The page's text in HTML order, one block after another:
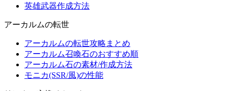
英雄武器作成方法
アーカルムの転世
アーカルムの転世攻略まとめ
アーカルム召喚石のおすすめ順
アーカルム石の素材/作成方法
モニカ(SSR/風)の性能